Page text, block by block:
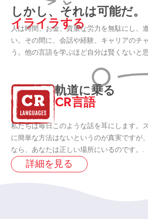
しかし、それは可能だ。
イライラする
人は時間、お金、貴重な労力を無駄にし、
い。その間に、会話や経験、キャリアのチ
う。他の言語を学ぶほど自分は賢くないと
軌道に乗る
CR言語
私たちは毎日このような話を耳にします。
に簡単な方法はないというのが真実ですが
なら、あなたは正しい場所にいるのです。.
詳細を見る